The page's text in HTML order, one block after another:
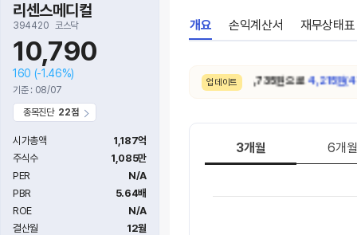
리센스메디컬
394420 코스닥
10,790
160 (-1.46%)
기준 : 08/07
종목진단 22점
시가총액
1,187억
주식수
1,085만
PER
N/A
PBR
5.64배
ROE
N/A
결산월
12월
개요 손익계산서 재무상태표
업데이트
8,950원 → 4,735원 으로 4,215원
3개월 6개월